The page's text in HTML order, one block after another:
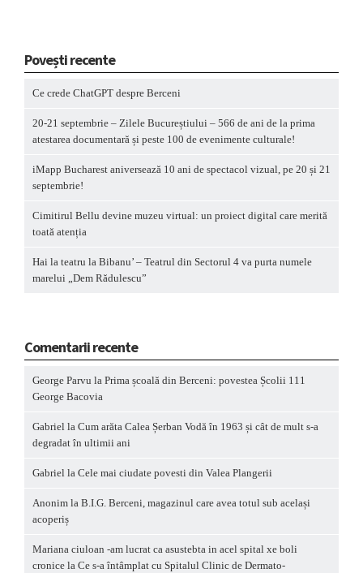
Povești recente
Ce crede ChatGPT despre Berceni
20-21 septembrie – Zilele Bucureștiului – 566 de ani de la prima
atestarea documentară și peste 100 de evenimente culturale!
iMapp Bucharest aniversează 10 ani de spectacol vizual, pe 20 și 21
septembrie!
Cimitirul Bellu devine muzeu virtual: un proiect digital care merită
toată atenția
Hai la teatru la Bibanu’ – Teatrul din Sectorul 4 va purta numele
marelui „Dem Rădulescu”
Comentarii recente
George Parvu la Prima școală din Berceni: povestea Școlii 111
George Bacovia
Gabriel la Cum arăta Calea Șerban Vodă în 1963 și cât de mult s-a
degradat în ultimii ani
Gabriel la Cele mai ciudate povesti din Valea Plangerii
Anonim la B.I.G. Berceni, magazinul care avea totul sub același
acoperiș
Mariana ciuloan -am lucrat ca asustebta in acel spital xe boli
cronice la Ce s-a întâmplat cu Spitalul Clinic de Dermato-